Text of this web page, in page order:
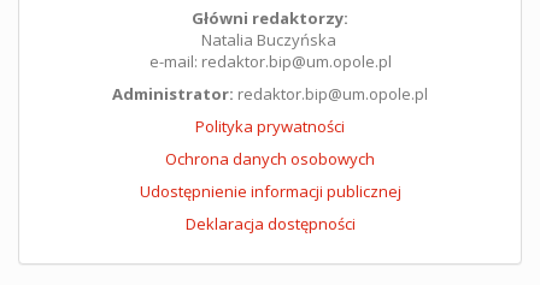
Główni redaktorzy:
Natalia Buczyńska
e-mail: redaktor.bip@um.opole.pl
Administrator: redaktor.bip@um.opole.pl
Polityka prywatności
Ochrona danych osobowych
Udostępnienie informacji publicznej
Deklaracja dostępności